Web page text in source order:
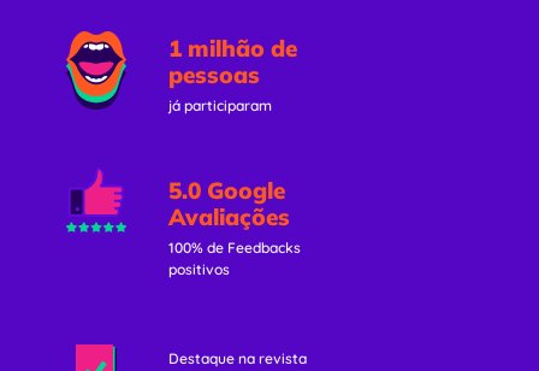
1 milhão de
pessoas
já participaram
5.0 Google
Avaliações
100% de Feedbacks
positivos
Destaque na revista